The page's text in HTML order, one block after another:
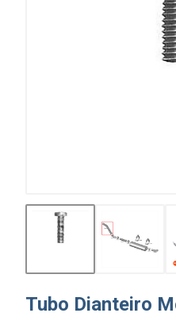
Tubo Dianteiro